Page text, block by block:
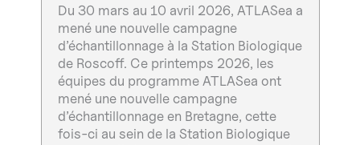
Du 30 mars au 10 avril 2026, ATLASea a
mené une nouvelle campagne
d’échantillonnage à la Station Biologique
de Roscoff. Ce printemps 2026, les
équipes du programme ATLASea ont
mené une nouvelle campagne
d’échantillonnage en Bretagne, cette
fois-ci au sein de la Station Biologique